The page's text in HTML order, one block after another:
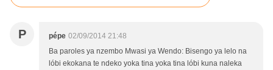
P pépe 02/09/2014 21:48
Ba paroles ya nzembo Mwasi ya Wendo: Bisengo ya lelo na
lóbi ekokana te ndeko yoka tina yoka tina lóbi kuna naleka